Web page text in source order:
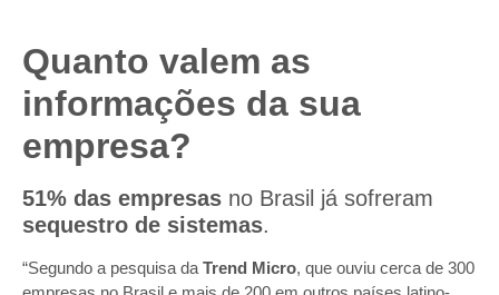
Quanto valem as
informações da sua
empresa?
51% das empresas no Brasil já sofreram
sequestro de sistemas.
“Segundo a pesquisa da Trend Micro, que ouviu cerca de 300